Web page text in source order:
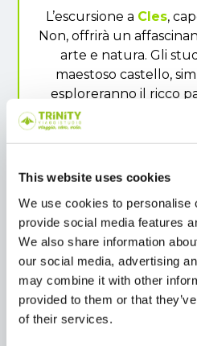
This website uses cookies
We use cookies to personalise
provide social media features
We also share information
our social media, advertising
may combine it with other
provided to them or that
of their services.
L’escursione a Cles,
Non, offrirà un
arte e natura. Gli
maestoso castello,
esploreranno il ricco
archeologico che
Passeggiando tra le
storie e le tradizioni
affaccia sul suggestivo
offrendo panorami
bellezza